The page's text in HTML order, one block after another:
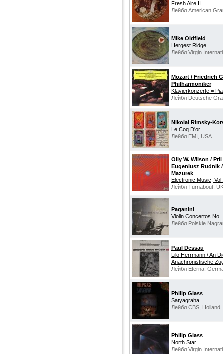
Fresh Aire II
Лейбл American
Mike Oldfield
Hergest Ridge
Лейбл Virgin
Mozart / Friedrich
Philharmoniker
Klavierkonzerte =
Лейбл Deutsche
Nikolai Rimsky-
Le Coq D'or
Лейбл EMI, USA.
Olly W. Wilson /
Eugeniusz Rudnik
Mazurek
Electronic Music,
Лейбл Turnabout,
Paganini
Violin Concertos No.
Лейбл Polskie
Paul Dessau
Lilo Herrmann / An
Anachronistische
Лейбл Eterna,
Philip Glass
Satyagraha
Лейбл CBS, Holland.
Philip Glass
North Star
Лейбл Virgin